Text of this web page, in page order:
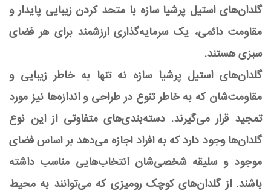
گلدان‌های استیل پرشیا سازه با متحد کردن زیبایی پایدار و
مقاومت دائمی، یک سرمایه‌گذاری ارزشمند برای هر فضای
سبزی هستند.
گلدان‌های استیل پرشیا سازه نه تنها به خاطر زیبایی و
مقاومت‌شان که به خاطر تنوع در طراحی و اندازه‌ها نیز مورد
تمجید قرار می‌گیرند. دسته‌بندی‌های متفاوتی از این نوع
گلدان‌ها وجود دارد که به افراد اجازه می‌دهد بر اساس فضای
موجود و سلیقه شخصی‌شان انتخاب‌هایی مناسب داشته
باشند. از گلدان‌های کوچک رومیزی که می‌توانند به محیط